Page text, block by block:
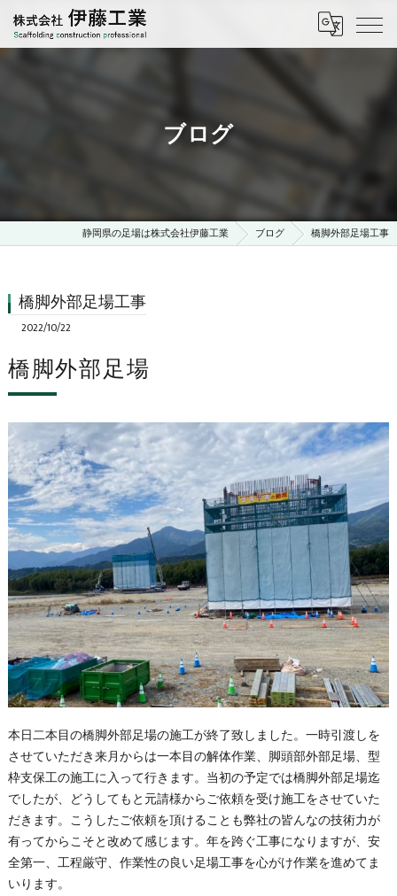
ブログ
静岡県の足場は株式会社伊藤工業 ブログ 橋脚外部足場工事
橋脚外部足場工事
2022/10/22
橋脚外部足場
本日二本目の橋脚外部足場の施工が終了致しました。一時引渡しを
させていただき来月からは一本目の解体作業、脚頭部外部足場、型
枠支保工の施工に入って行きます。当初の予定では橋脚外部足場迄
でしたが、どうしてもと元請様からご依頼を受け施工をさせていた
だきます。こうしたご依頼を頂けることも弊社の皆んなの技術力が
有ってからこそと改めて感じます。年を跨ぐ工事になりますが、安
全第一、工程厳守、作業性の良い足場工事を心がけ作業を進めてま
いります。